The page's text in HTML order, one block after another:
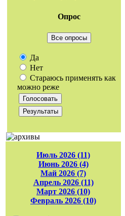
Опрос
Все опросы
Да
Нет
Стараюсь применять как
можно реже
Июль 2026 (11)
Июнь 2026 (4)
Май 2026 (7)
Апрель 2026 (11)
Март 2026 (10)
Февраль 2026 (10)